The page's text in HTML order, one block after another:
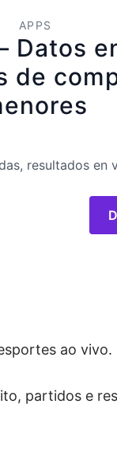
APPS
Datos
de
resultados en
ao vivo.
partidos e